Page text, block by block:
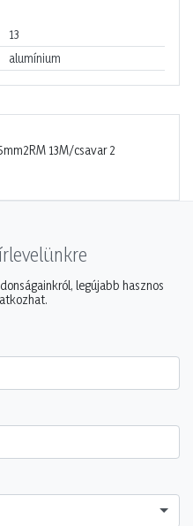
13
alumínium
13M/csavar 2
legújabb hasznos